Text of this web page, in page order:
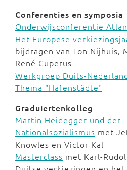
Conferenties en symposia
Onderwijsconferentie
Het Europese
bijdragen van Ton Nijhuis,
René Cuperus
Werkgroep Duits-
Thema "Hafenstädte"
Graduiertenkolleg
Martin Heidegger und der
Nationalsozialismus met
Knowles en Victor Kal
Masterclass met Karl-